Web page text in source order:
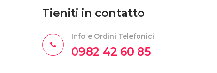
Tieniti in contatto
Info e Ordini Telefonici:
0982 42 60 85